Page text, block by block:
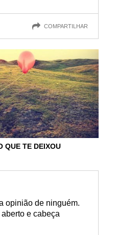
COMPARTILHAR
QUE TE DEIXOU
opinião de ninguém.
e cabeça